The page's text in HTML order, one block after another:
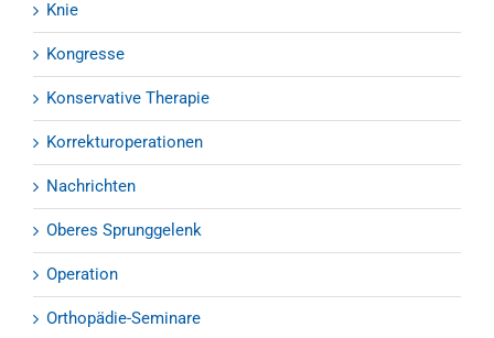
Knie
Kongresse
Konservative Therapie
Korrekturoperationen
Nachrichten
Oberes Sprunggelenk
Operation
Orthopädie-Seminare